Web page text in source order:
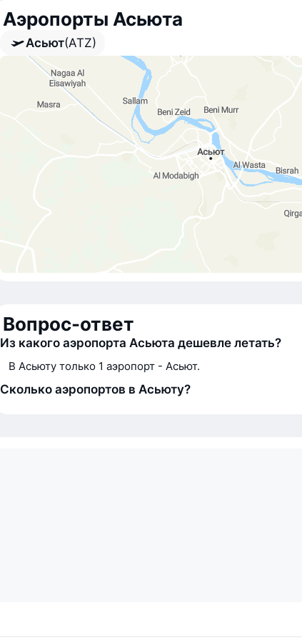
Аэропорты Асьюта
Асьют(ATZ)
Асьют
Вопрос-ответ
Из какого аэропорта Асьюта дешевле летать?
В Асьюту только 1 аэропорт - Асьют.
Сколько аэропортов в Асьюту?